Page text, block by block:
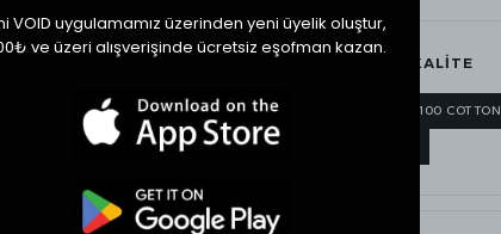
MATERYAL & KALITE
%100 COTTON
VOID uygulamamız üzerinden yeni üyelik oluştur,
ve üzeri alışverişinde ücretsiz eşofman kazan.